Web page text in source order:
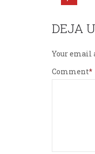
DEJA
Your email
Comment